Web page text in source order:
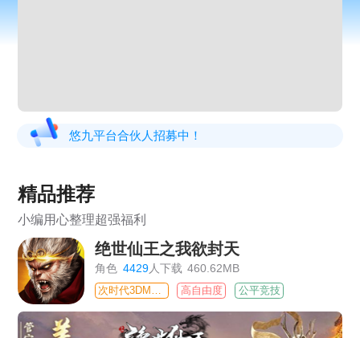
悠九平台合伙人招募中！
精品推荐
小编用心整理超强福利
绝世仙王之我欲封天
角色 4429人下载 460.62MB
高自由度 公平竞技